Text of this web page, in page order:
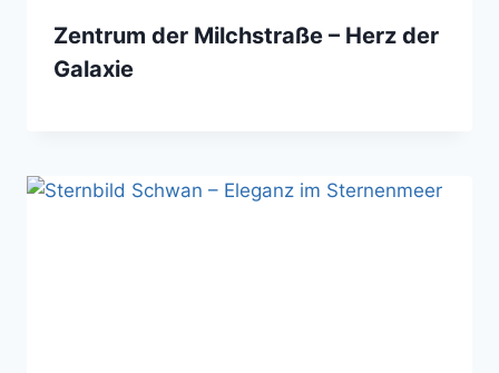
Zentrum der Milchstraße – Herz der
Galaxie